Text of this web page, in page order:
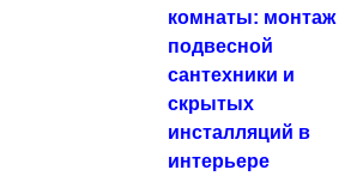
комнаты: монтаж
подвесной
сантехники и
скрытых
инсталляций в
интерьере